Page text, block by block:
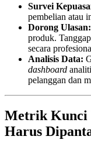
Survei
pembelian atau
Dorong Ulasan:
produk.
secara
Analisis Data:
dashboard
pelanggan dan
Metrik Kunci
Harus